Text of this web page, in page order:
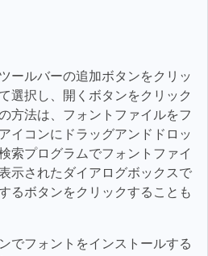
ールバーの追加ボタンをクリッ
選択し、開くボタンをクリック
方法は、フォントファイルをフ
イコンにドラッグアンドドロッ
索プログラムでフォントファイ
示されたダイアログボックスで
るボタンをクリックすることも
でフォントをインストールする